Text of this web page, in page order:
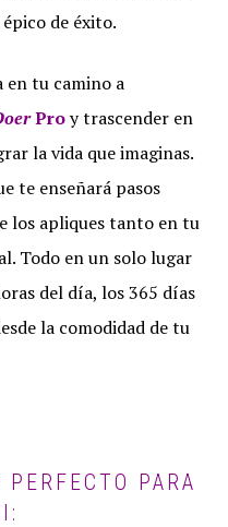
de éxito.
en tu camino a
Proy trascender en
la vida que imaginas.
te enseñará pasos
los apliques tanto en tu
Todo en un solo lugar
del día, los 365 días
la comodidad de tu
PARA